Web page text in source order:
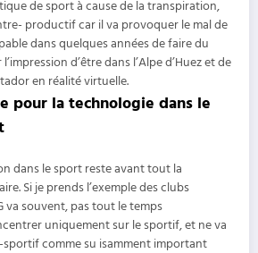
de sport à cause de la transpiration,
productif car il va provoquer le mal de
dans quelques années de faire du
d’être dans l’Alpe d’Huez et de
en réalité virtuelle.
pour la technologie dans le
dans le sport reste avant tout la
Si je prends l’exemple des clubs
va souvent, pas tout le temps
uniquement sur le sportif, et ne va
sportif comme su isamment important